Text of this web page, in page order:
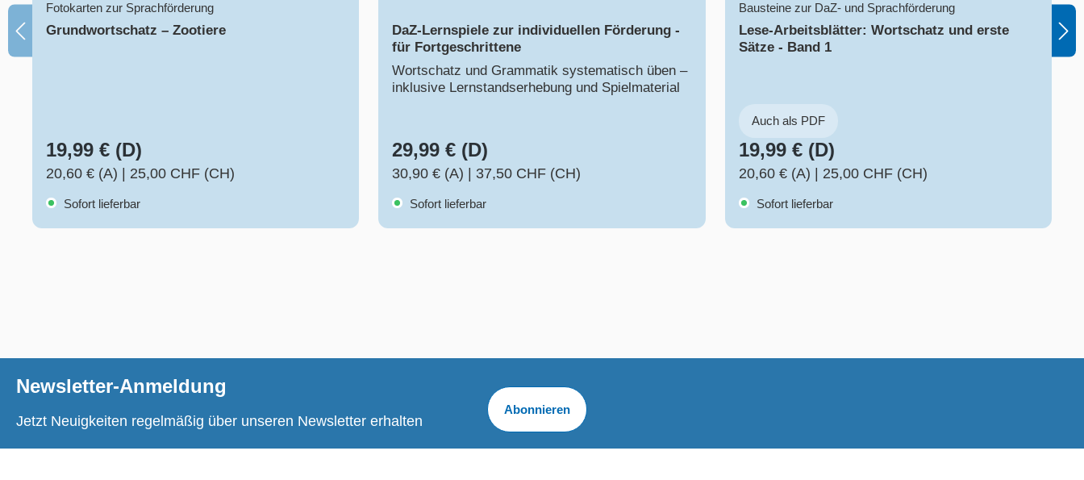
Fotokarten zur Sprachförderung
Grundwortschatz – Zootiere
19,99 € (D)
20,60 € (A) 25,00 CHF (CH)
Sofort lieferbar
DaZ-Lernspiele zur individuellen Förderung -
für Fortgeschrittene
Wortschatz und Grammatik systematisch üben –
inklusive Lernstandserhebung und Spielmaterial
29,99 € (D)
30,90 € (A) 37,50 CHF (CH)
Sofort lieferbar
Bausteine zur DaZ- und Sprachförderung
Lese-Arbeitsblätter: Wortschatz und erste
Sätze - Band 1
Auch als PDF
19,99 € (D)
20,60 € (A) 25,00 CHF (CH)
Sofort lieferbar
Newsletter-Anmeldung
Jetzt Neuigkeiten regelmäßig über unseren Newsletter erhalten
Abonnieren